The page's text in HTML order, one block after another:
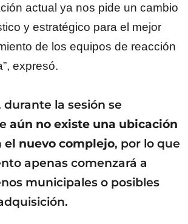
actual ya nos pide un cambio
y estratégico para el mejor
de los equipos de reacción
expresó.
la sesión se
aún no existe una ubicación
el nuevo complejo, por lo que
apenas comenzará a
municipales o posibles